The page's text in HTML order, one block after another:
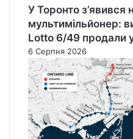
У Торонто з’явився
мультимільйонер:
Lotto 6/49 продали
6 Серпня 2026